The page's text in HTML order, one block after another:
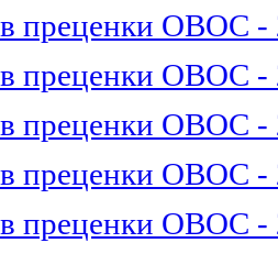
преценки ОВОС -
преценки ОВОС -
преценки ОВОС -
преценки ОВОС -
преценки ОВОС -